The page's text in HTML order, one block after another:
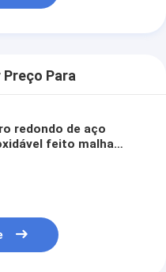
Preço Para
redondo de aço
feito malha